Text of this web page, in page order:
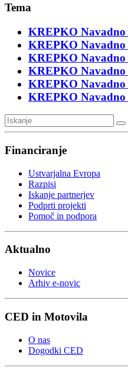
Tema
KREPKO Navadno
KREPKO Navadno
KREPKO Navadno
KREPKO Navadno
KREPKO Navadno
KREPKO Navadno
Financiranje
Ustvarjalna Evropa
Razpisi
Iskanje partnerjev
Podprti projekti
Pomoč in podpora
Aktualno
Novice
Arhiv e-novic
CED in Motovila
O nas
Dogodki CED